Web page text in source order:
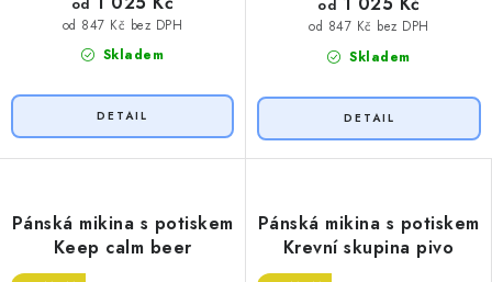
Skladem
od 847 Kč bez DPH
Skladem
od 847 Kč bez DPH
od
Pánská mikina s potiskem
Keep calm beer
Pánská mikina s potiskem
Krevní skupina pivo